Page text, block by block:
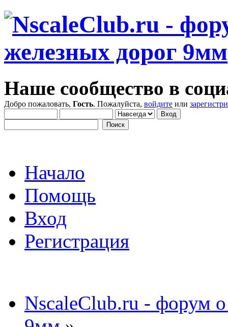
Наше сообщество в
Добро пожаловать, Гость. Пожалуйста, войдите или
Начало
Помощь
Вход
Регистрация
NscaleClub.ru - форум